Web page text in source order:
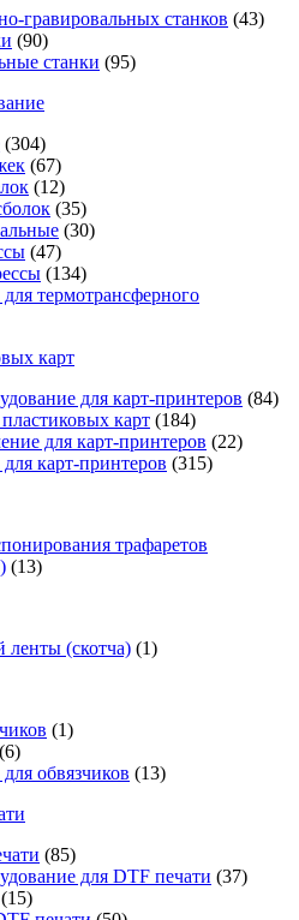
гравировальных станков (43)
(90)
станки (95)
(304)
(67)
(12)
(35)
(30)
(47)
(134)
термотрансферного
карт
для карт-принтеров (84)
карт (184)
для карт-принтеров (22)
карт-принтеров (315)
трафаретов
(13)
ленты (скотча) (1)
(1)
(6)
обвязчиков (13)
(85)
для DTF печати (37)
(15)